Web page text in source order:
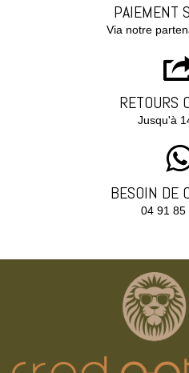
PAIEMENT
Via notre
RETOURS
Jusqu'à
BESOIN DE
04 91 85